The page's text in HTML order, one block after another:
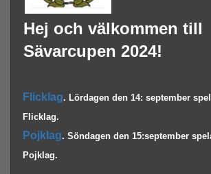
Hej och välkommen till
Sävarcupen 2024!
Flicklag. Lördagen den 14: september
Flicklag.
Pojklag. Söndagen den 15:september
Pojklag.